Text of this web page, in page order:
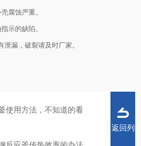
腐蚀严重。
示的缺陷。
泄漏，破裂请及时厂家。
使用方法，不知道的看
返回列